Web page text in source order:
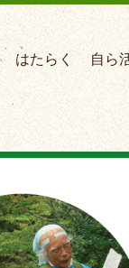
はたらく 自ら